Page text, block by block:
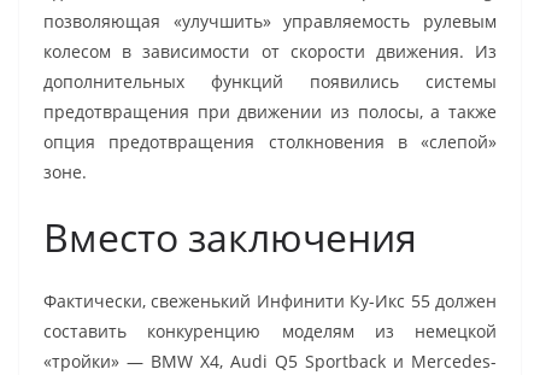
позволяющая «улучшить» управляемость рулевым
колесом в зависимости от скорости движения. Из
дополнительных функций появились системы
предотвращения при движении из полосы, а также
опция предотвращения столкновения в «слепой»
зоне.
Вместо заключения
Фактически, свеженький Инфинити Ку-Икс 55 должен
составить конкуренцию моделям из немецкой
«тройки» — BMW X4, Audi Q5 Sportback и Mercedes-